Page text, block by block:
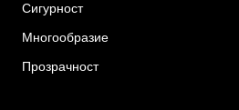
Сигурност
Многообразие
Прозрачност